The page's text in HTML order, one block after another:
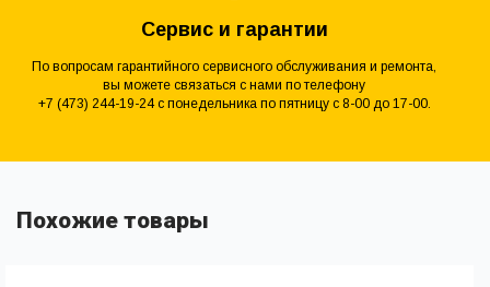
Сервис и гарантии
По вопросам гарантийного сервисного обслуживания и ремонта,
вы можете связаться с нами по телефону
+7 (473) 244-19-24 с понедельника по пятницу с 8-00 до 17-00.
Похожие товары